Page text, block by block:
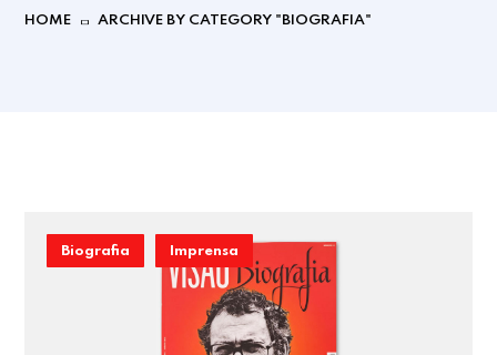
HOME ARCHIVE BY CATEGORY "BIOGRAFIA"
Biografia Imprensa